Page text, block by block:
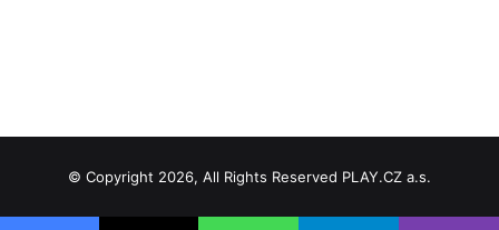
© Copyright 2026, All Rights Reserved PLAY.CZ a.s.